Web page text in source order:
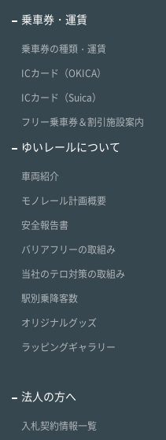
乗車券・運賃
乗車券の種類・運賃
ICカード（OKICA）
ICカード（Suica）
フリー乗車券＆割引施設案内
ゆいレールについて
車両紹介
モノレール計画概要
安全報告書
バリアフリーの取組み
当社のテロ対策の取組み
駅別乗降客数
オリジナルグッズ
ラッピングギャラリー
法人の方へ
入札契約情報一覧